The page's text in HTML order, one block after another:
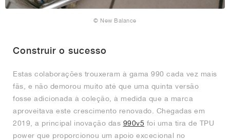
© New Balance
Construir o sucesso
Estas colaborações trouxeram à gama 990 cada vez mais
fãs, e não demorou muito até que uma quinta versão
fosse adicionada à coleção, à medida que a marca
aproveitava este crescimento renovado. Chegadas em
2019, a principal inovação das 990v5 foi uma tira de TPU
power que proporcionou um apoio excecional no